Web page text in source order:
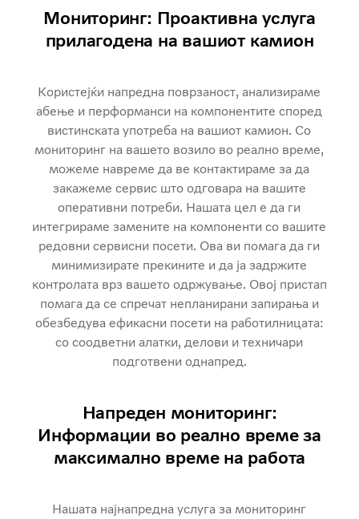
Мониторинг: Проактивна услуга
прилагодена на вашиот камион
Користејќи напредна поврзаност, анализираме
абење и перформанси на компонентите според
вистинската употреба на вашиот камион. Со
мониторинг на вашето возило во реално време,
можеме навреме да ве контактираме за да
закажеме сервис што одговара на вашите
оперативни потреби. Нашата цел е да ги
интегрираме замените на компоненти со вашите
редовни сервисни посети. Ова ви помага да ги
минимизирате прекините и да ја задржите
контролата врз вашето одржување. Овој пристап
помага да се спречат непланирани запирања и
обезбедува ефикасни посети на работилницата:
со соодветни алатки, делови и техничари
подготвени однапред.
Напреден мониторинг:
Информации во реално време за
максимално време на работа
Нашата најнапредна услуга за мониторинг